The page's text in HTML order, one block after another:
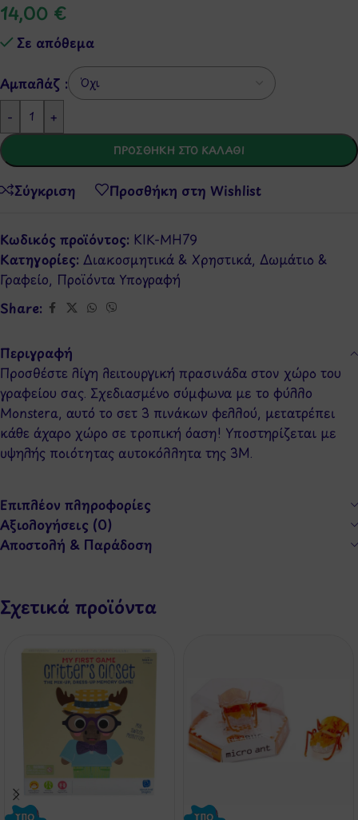
14,00 €
Σε απόθεμα
Αμπαλάζ :
-
+
ΠΡΟΣΘΉΚΗ ΣΤΟ ΚΑΛΆΘΙ
Σύγκριση Προσθήκη στη Wishlist
Κωδικός προϊόντος: KIK-MH79
Κατηγορίες: Διακοσμητικά & Χρηστικά, Δωμάτιο &
Γραφείο, Προϊόντα Υπογραφή
Share:
Περιγραφή
Προσθέστε λίγη λειτουργική πρασινάδα στον χώρο του
γραφείου σας. Σχεδιασμένο σύμφωνα με το φύλλο
Monstera, αυτό το σετ 3 πινάκων φελλού, μετατρέπει
κάθε άχαρο χώρο σε τροπική όαση! Υποστηρίζεται με
υψηλής ποιότητας αυτοκόλλητα της 3M.
Επιπλέον πληροφορίες
Αξιολογήσεις (0)
Αποστολή & Παράδοση
Σχετικά προϊόντα